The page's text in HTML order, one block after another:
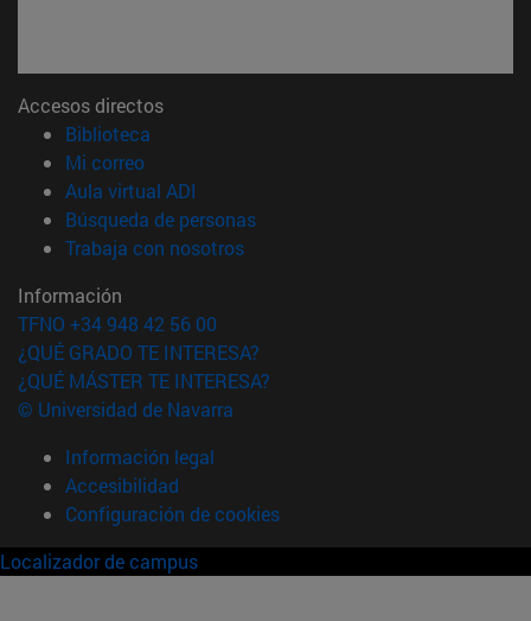
Accesos directos
Biblioteca
Mi correo(abre en nueva ventana)
Aula virtual ADI
Búsqueda de personas(abre en nueva ventana)
Trabaja con nosotros(abre en nueva ventana)
Información
TFNO +34 948 42 56 00
¿QUÉ GRADO TE INTERESA?
¿QUÉ MÁSTER TE INTERESA?
© Universidad de Navarra
Información legal
Accesibilidad
Configuración de cookies
Localizador de campus